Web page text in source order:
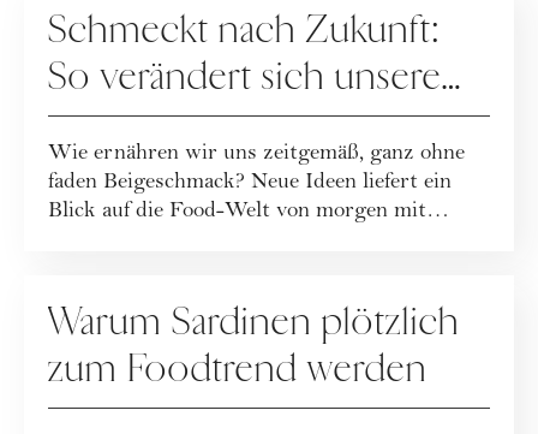
Schmeckt nach Zukunft:
So verändert sich unsere
Ernährung
Wie ernähren wir uns zeitgemäß, ganz ohne
faden Beigeschmack? Neue Ideen liefert ein
Blick auf die Food-Welt von morgen mit
Warum Sardinen plötzlich
zum Foodtrend werden